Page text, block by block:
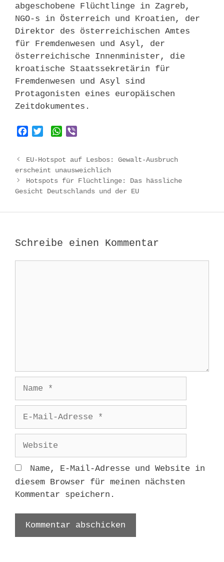
abgeschobene Flüchtlinge in Zagreb,
NGO-s in Österreich und Kroatien, der
Direktor des österreichischen Amtes
für Fremdenwesen und Asyl, der
österreichische Innenminister, die
kroatische Staatssekretärin für
Fremdenwesen und Asyl sind
Protagonisten eines europäischen
Zeitdokumentes.
e
b
o
t
t
e
t
s
e
r
Beitrags-
Navigation
EU-Hotspot auf Lesbos: Gewalt-Ausbruch
erscheint unausweichlich
Hotspots für Flüchtlinge: Das hässliche
Gesicht Deutschlands und der EU
Schreibe einen Kommentar
Adresse
Name, E-Mail-Adresse und Website in
diesem Browser für meinen nächsten
Kommentar speichern.